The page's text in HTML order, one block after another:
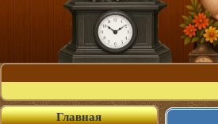
Главная